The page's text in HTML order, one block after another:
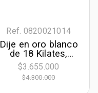
Ref. 0820021014
Dije en oro blanco
de 18 Kilates,
Corazón, con
diamante de
laboratorio de 0.30
$3.655.000
$4.300.000